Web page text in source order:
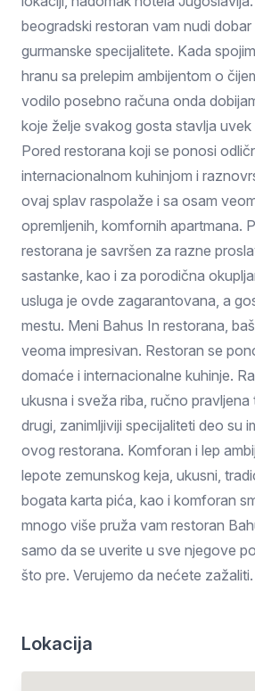
beogradski restoran vam nudi
gurmanske specijalitete. Kada
hranu sa prelepim ambijentom o
vodilo posebno računa onda
koje želje svakog gosta stavlja
Pored restorana koji se ponosi
internacionalnom kuhinjom i
ovaj splav raspolaže i sa osam
opremljenih, komfornih apartmana.
restorana je savršen za razne
sastanke, kao i za porodična
usluga je ovde zagarantovana, a
mestu. Meni Bahus In restorana,
veoma impresivan. Restoran se
domaće i internacionalne kuhinje.
ukusna i sveža riba, ručno pravljena
drugi, zanimljiviji specijaliteti deo su
ovog restorana. Komforan i lep
lepote zemunskog keja, ukusni,
bogata karta pića, kao i komforan
mnogo više pruža vam restoran
samo da se uverite u sve njegove
što pre. Verujemo da nećete zažaliti.
Lokacija